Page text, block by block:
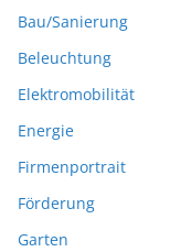
Bau/Sanierung
Beleuchtung
Elektromobilität
Energie
Firmenportrait
Förderung
Garten